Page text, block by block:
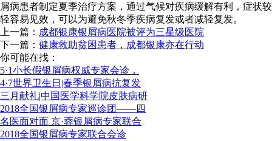
屑病患者制定夏季治疗方案，通过气候对疾病缓解有利，症状较
轻容易见效，可以为避免秋冬季疾病复发或者减轻复发。
上一篇： 成都银康银屑病医院被评为三星级医院
下一篇： 健康救助贫困患者，成都银康亦在行动
你可能在找：
5·1小长假银屑病权威专家会诊，
4·7世界卫生日|春季银屑病抗复发
三月献礼|中国医学科学院皮肤病研
2018全国银屑病专家巡诊团——四
名医面对面 京·蓉银屑病专家联合
2018全国银屑病专家联合会诊